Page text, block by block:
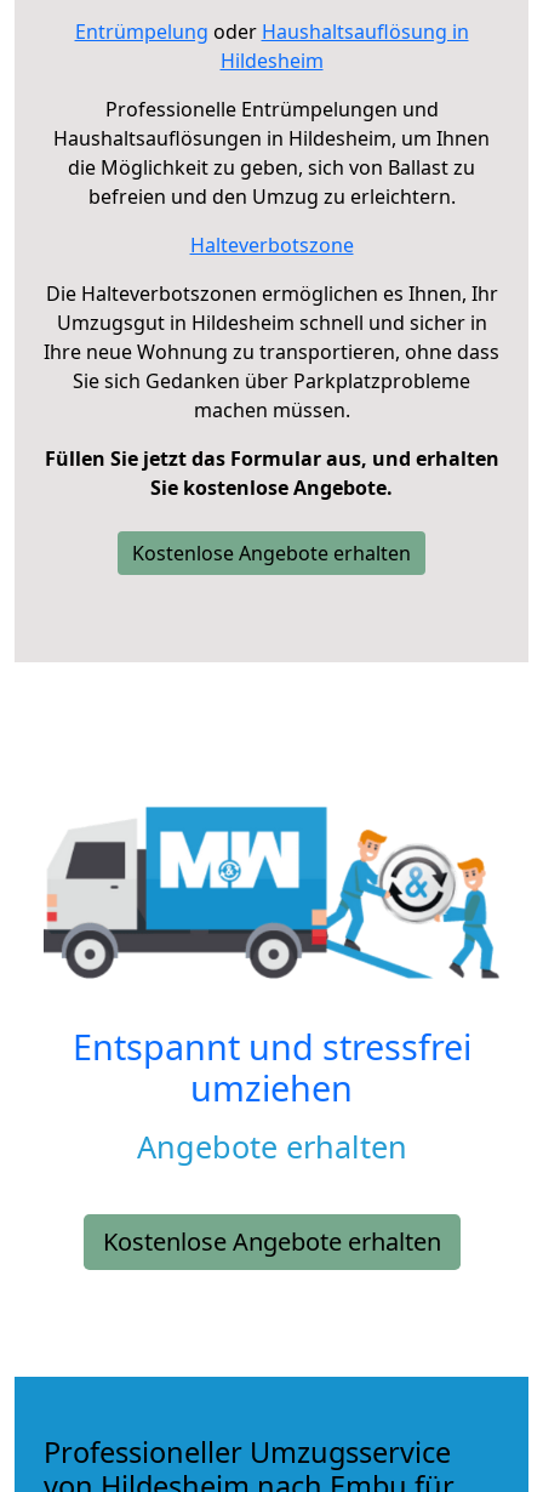
Entrümpelung oder Haushaltsauflösung in
Hildesheim
Professionelle Entrümpelungen und
Haushaltsauflösungen in Hildesheim, um Ihnen
die Möglichkeit zu geben, sich von Ballast zu
befreien und den Umzug zu erleichtern.
Halteverbotszone
Die Halteverbotszonen ermöglichen es Ihnen, Ihr
Umzugsgut in Hildesheim schnell und sicher in
Ihre neue Wohnung zu transportieren, ohne dass
Sie sich Gedanken über Parkplatzprobleme
machen müssen.
Füllen Sie jetzt das Formular aus, und erhalten
Sie kostenlose Angebote.
Kostenlose Angebote erhalten
Entspannt und stressfrei
umziehen
Angebote erhalten
Kostenlose Angebote erhalten
Professioneller Umzugsservice